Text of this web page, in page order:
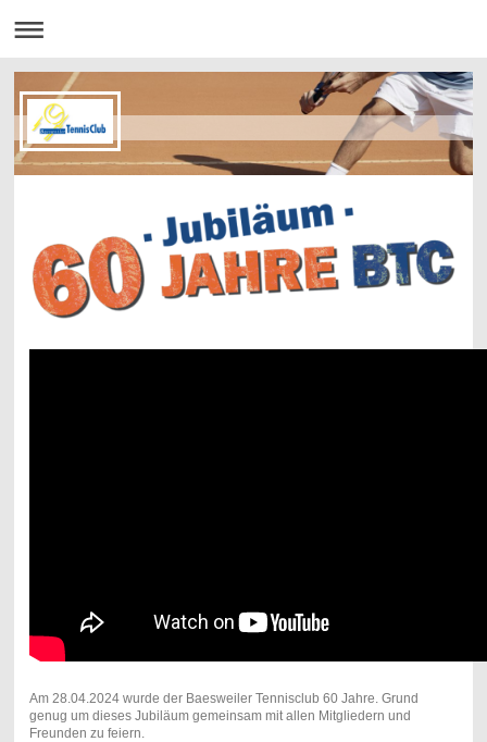
Am 28.04.2024 wurde der Baesweiler Tennisclub 60 Jahre. Grund
genug um dieses Jubiläum gemeinsam mit allen Mitgliedern und
Freunden zu feiern.